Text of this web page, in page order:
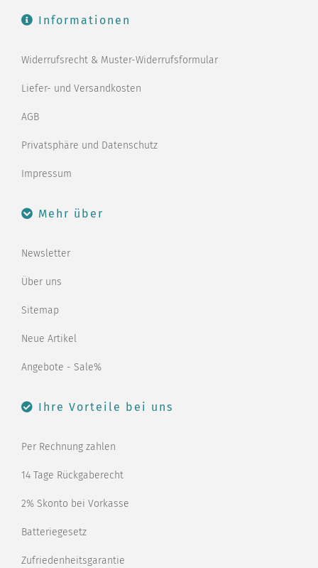
Informationen
Widerrufsrecht & Muster-Widerrufsformular
Liefer- und Versandkosten
AGB
Privatsphäre und Datenschutz
Impressum
Mehr über
Newsletter
Über uns
Sitemap
Neue Artikel
Angebote - Sale%
Ihre Vorteile bei uns
Per Rechnung zahlen
14 Tage Rückgaberecht
2% Skonto bei Vorkasse
Batteriegesetz
Zufriedenheitsgarantie